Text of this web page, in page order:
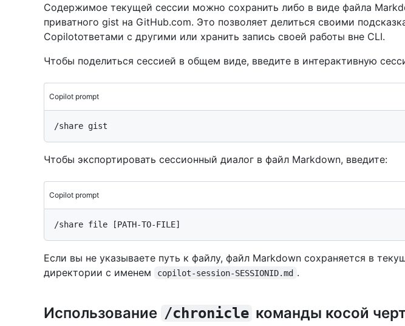
Содержимое текущей сессии можно сохранить либо в виде файла
приватного gist на GitHub.com. Это позволяет делиться своими
Copilotответами с другими или хранить запись своей работы вне CLI.
Чтобы поделиться сессией в общем виде, введите в интерактивную
Copilot prompt
Чтобы экспортировать сессионный диалог в файл Markdown, введите:
Copilot prompt
Если вы не указываете путь к файлу, файл Markdown сохраняется в
директории с именем
copilot-session-SESSIONID.md .
Использование /chronicle команды косой